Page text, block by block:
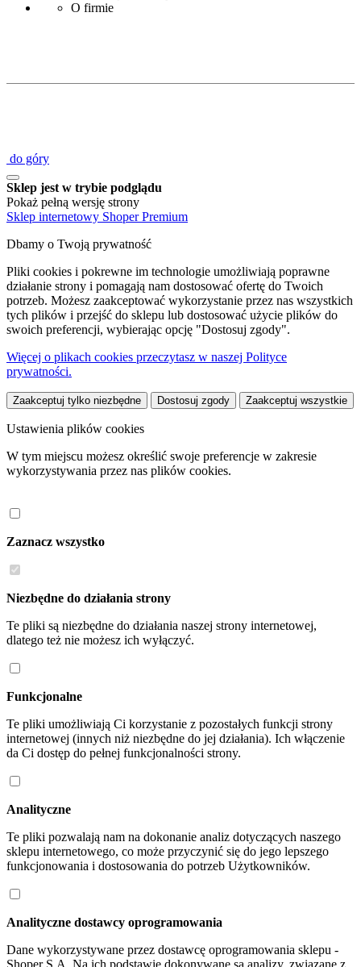
O firmie
do góry
Sklep jest w trybie podglądu
Pokaż pełną wersję strony
Sklep internetowy Shoper Premium
Dbamy o Twoją prywatność
Pliki cookies i pokrewne im technologie umożliwiają poprawne
działanie strony i pomagają nam dostosować ofertę do Twoich
potrzeb. Możesz zaakceptować wykorzystanie przez nas wszystkich
tych plików i przejść do sklepu lub dostosować użycie plików do
swoich preferencji, wybierając opcję "Dostosuj zgody".
Więcej o plikach cookies przeczytasz w naszej Polityce
prywatności.
Zaakceptuj tylko niezbędne Dostosuj zgody Zaakceptuj wszystkie
Ustawienia plików cookies
W tym miejscu możesz określić swoje preferencje w zakresie
wykorzystywania przez nas plików cookies.
Zaznacz wszystko
Niezbędne do działania strony
Te pliki są niezbędne do działania naszej strony internetowej,
dlatego też nie możesz ich wyłączyć.
Funkcjonalne
Te pliki umożliwiają Ci korzystanie z pozostałych funkcji strony
internetowej (innych niż niezbędne do jej działania). Ich włączenie
da Ci dostęp do pełnej funkcjonalności strony.
Analityczne
Te pliki pozwalają nam na dokonanie analiz dotyczących naszego
sklepu internetowego, co może przyczynić się do jego lepszego
funkcjonowania i dostosowania do potrzeb Użytkowników.
Analityczne dostawcy oprogramowania
Dane wykorzystywane przez dostawcę oprogramowania sklepu -
Shoper S.A. Na ich podstawie dokonywane są analizy, związane z